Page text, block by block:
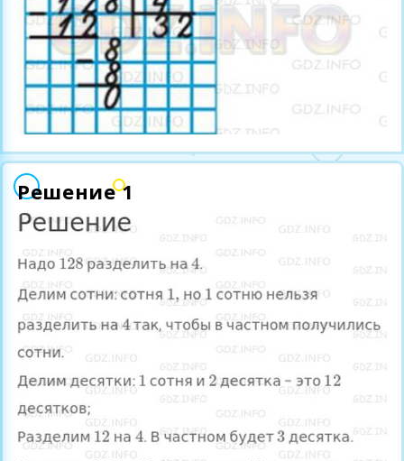
Решение 1